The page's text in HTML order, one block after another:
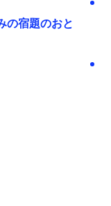
の宿題のおと